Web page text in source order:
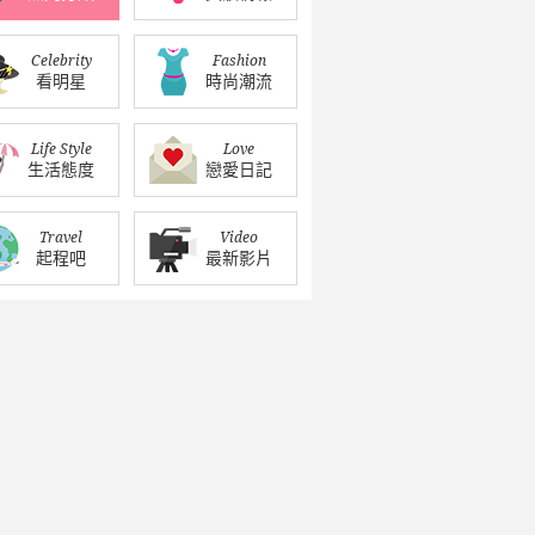
Celebrity
看明星
Fashion
時尚潮流
Life Style
生活態度
Love
戀愛日記
Travel
起程吧
Video
最新影片